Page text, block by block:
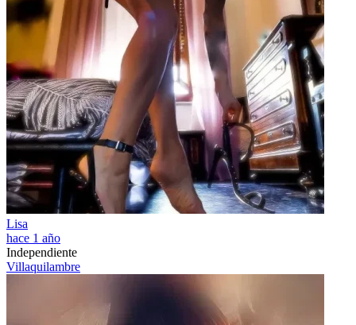
Lisa
hace 1 año
Independiente
Villaquilambre